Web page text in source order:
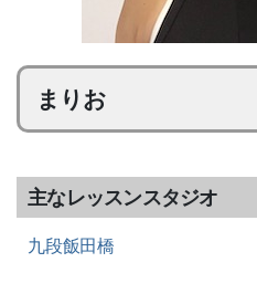
まりお
主なレッスンスタジオ
九段飯田橋